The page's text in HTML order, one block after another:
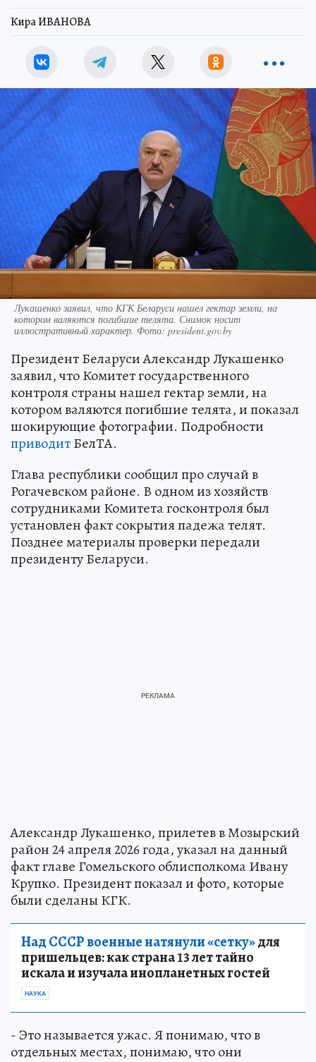
Кира ИВАНОВА
Лукашенко заявил, что КГК Беларуси нашел гектар земли, на
котором валяются погибшие телята. Снимок носит
иллюстративный характер. Фото: president.gov.by
Президент Беларуси Александр Лукашенко
заявил, что Комитет государственного
контроля страны нашел гектар земли, на
котором валяются погибшие телята, и показал
шокирующие фотографии. Подробности
приводитБелТА.
Глава республики сообщил про случай в
Рогачевском районе. В одном из хозяйств
сотрудниками Комитета госконтроля был
установлен факт сокрытия падежа телят.
Позднее материалы проверки передали
президенту Беларуси.
Александр Лукашенко, прилетев в Мозырский
район 24 апреля 2026 года, указал на данный
факт главе Гомельского облисполкома Ивану
Крупко. Президент показал и фото, которые
были сделаны КГК.
Над СССР военные натянули «сетку»для
пришельцев: как страна 13 лет тайно
искала и изучала инопланетных гостей
НАУКА
- Это называется ужас. Я понимаю, что в
отдельных местах, понимаю, что они